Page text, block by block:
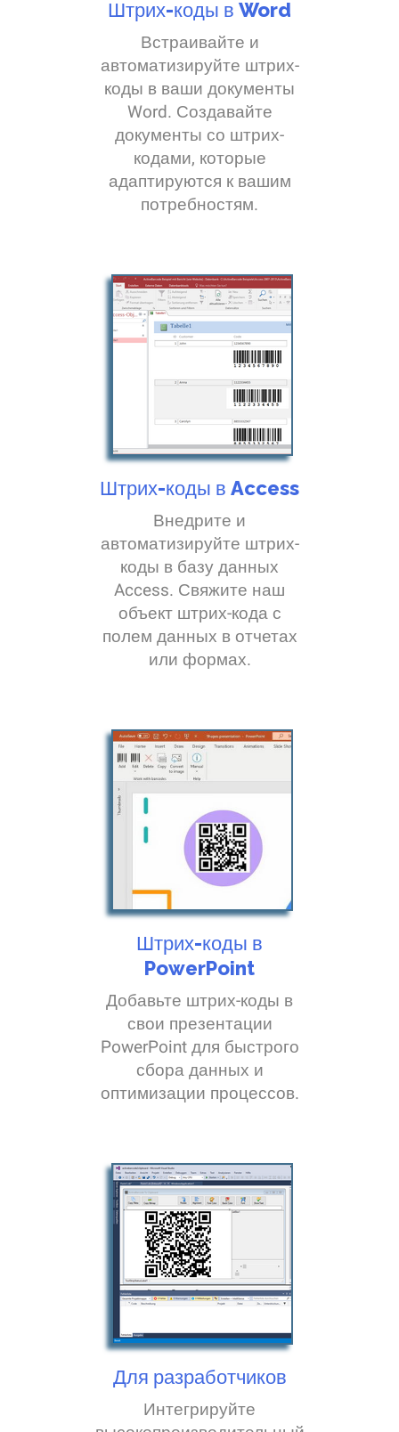
Штрих-коды в Word
Встраивайте и
автоматизируйте штрих-
коды в ваши документы
Word. Создавайте
документы со штрих-
кодами, которые
адаптируются к вашим
потребностям.
Штрих-коды в Access
Внедрите и
автоматизируйте штрих-
коды в базу данных
Access. Свяжите наш
объект штрих-кода с
полем данных в отчетах
или формах.
Штрих-коды в
PowerPoint
Добавьте штрих-коды в
свои презентации
PowerPoint для быстрого
сбора данных и
оптимизации процессов.
Для разработчиков
Интегрируйте